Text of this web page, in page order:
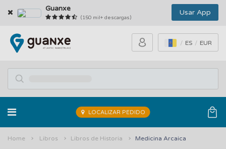
Guanxe
(150 mil+ descargas)
Usar App
ES EUR
LOCALIZAR PEDIDO
Home Libros Libros de Historia Medicina Arcaica